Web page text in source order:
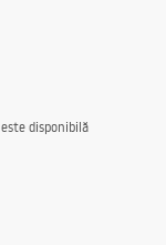
disponibilă